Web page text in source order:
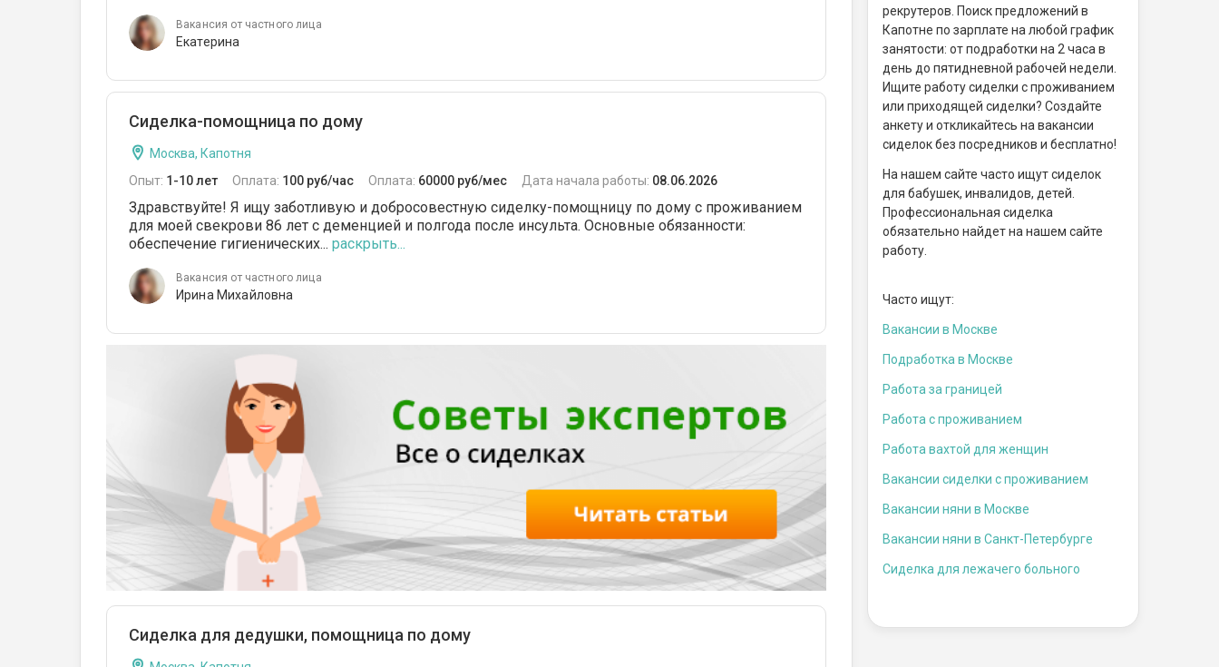
Вакансия от частного лица
Екатерина
Сиделка-помощница по дому
Москва, Капотня
Опыт: 1-10 лет Оплата: 100 руб/час Оплата: 60000 руб/мес Дата начала работы: 08.06.2026
Здравствуйте! Я ищу заботливую и добросовестную сиделку-помощницу по дому с проживанием
для моей свекрови 86 лет с деменцией и полгода после инсульта. Основные обязанности:
обеспечение гигиенических... раскрыть...
Вакансия от частного лица
Ирина Михайловна
Сиделка для дедушки, помощница по дому
рекрутеров. Поиск предложений в
Капотне по зарплате на любой график
занятости: от подработки на 2 часа в
день до пятидневной рабочей недели.
Ищите работу сиделки с проживанием
или приходящей сиделки? Создайте
анкету и откликайтесь на вакансии
сиделок без посредников и бесплатно!
На нашем сайте часто ищут сиделок
для бабушек, инвалидов, детей.
Профессиональная сиделка
обязательно найдет на нашем сайте
работу.
Часто ищут:
Вакансии в Москве
Подработка в Москве
Работа за границей
Работа с проживанием
Работа вахтой для женщин
Вакансии сиделки с проживанием
Вакансии няни в Москве
Вакансии няни в Санкт-Петербурге
Сиделка для лежачего больного